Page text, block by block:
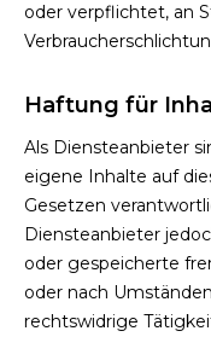
oder verpflichtet, an
Haftung für
Als Diensteanbieter
eigene Inhalte auf
Gesetzen
Diensteanbieter
oder gespeicherte
oder nach
rechtswidrige